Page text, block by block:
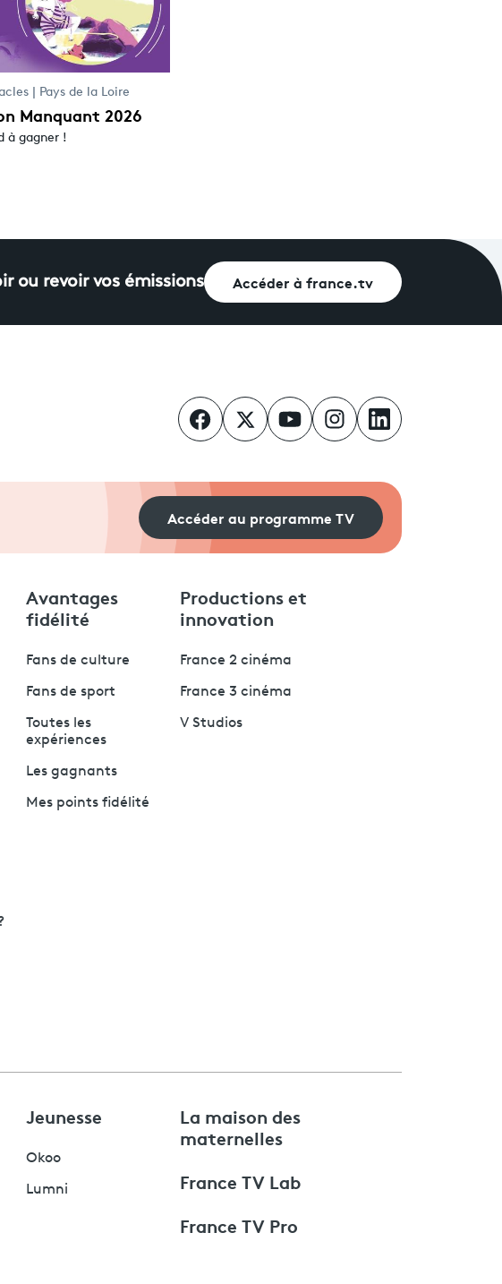
Manquant 2026
à gagner !
| Pays de la Loire
ou revoir vos émissions Accéder à france.tv
Accéder au programme TV
Avantages
fidélité
Fans de culture
Fans de sport
Toutes les
expériences
Les gagnants
Mes points fidélité
Productions et
innovation
France 2 cinéma
France 3 cinéma
V Studios
Jeunesse
Okoo
Lumni
La maison des
maternelles
France TV Lab
France TV Pro